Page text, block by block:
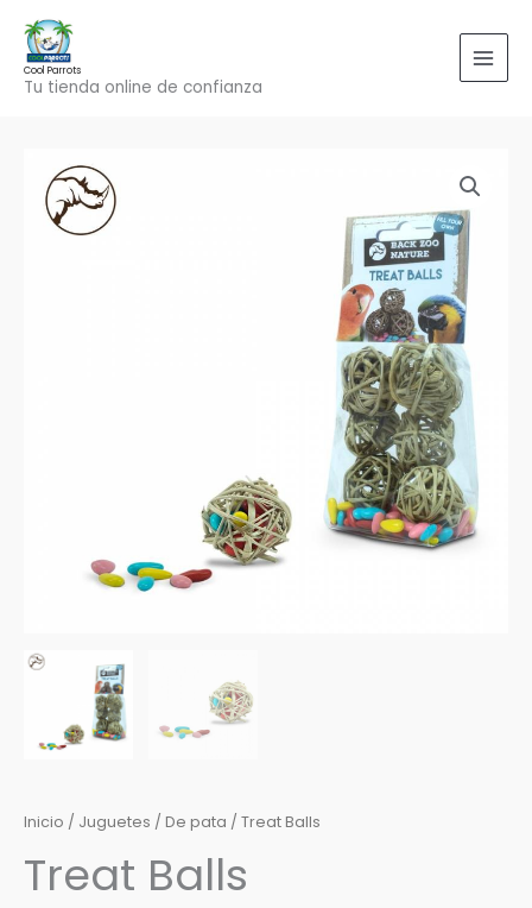
contenido
Cool Parrots
Tu tienda online de confianza
Inicio / Juguetes / De pata / Treat Balls
Treat Balls
Balls
cantidad